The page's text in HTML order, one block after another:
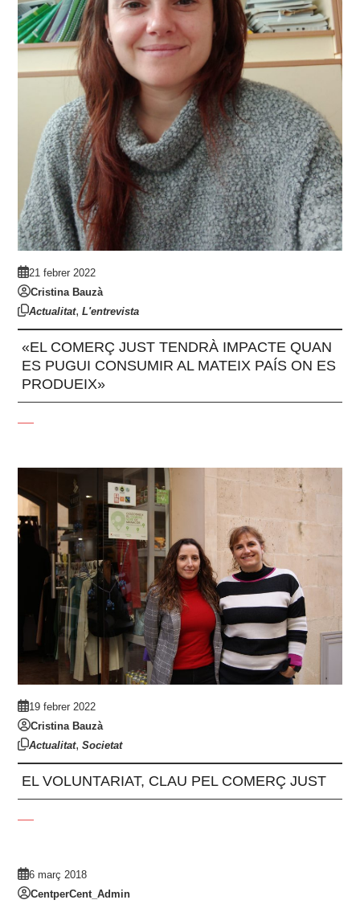
21 febrer 2022
Cristina Bauzà
Actualitat,L'entrevista
«EL COMERÇ JUST TENDRÀ IMPACTE QUAN
ES PUGUI CONSUMIR AL MATEIX PAÍS ON ES
PRODUEIX»
19 febrer 2022
Cristina Bauzà
Actualitat,Societat
EL VOLUNTARIAT, CLAU PEL COMERÇ JUST
6 març 2018
CentperCent_Admin